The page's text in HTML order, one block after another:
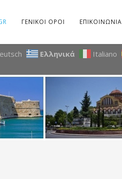
ΓΕΝΙΚΟΙ ΟΡΟΙ ΕΠΙΚΟΙΝΩΝΙΑ
Ελληνικά
Italiano